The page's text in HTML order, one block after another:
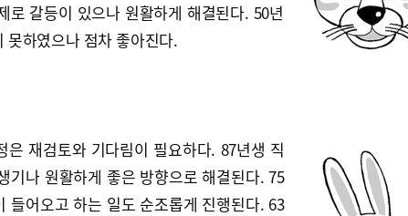
로 갈등이 있으나 원활하게 해결된다. 50년
못하였으나 점차 좋아진다.
은 재검토와 기다림이 필요하다. 87년생 직
기나 원활하게 좋은 방향으로 해결된다. 75
들어오고 하는 일도 순조롭게 진행된다. 63